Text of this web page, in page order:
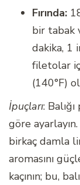
Fırında:
bir tabak
dakika, 1
filetolar
(140°F)
İpuçları:
göre
birkaç damla
aromasını
kaçının; bu,